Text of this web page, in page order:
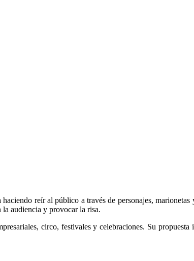
reír al público a través de personajes,
la audiencia y provocar la risa.
circo, festivales y celebraciones. Su